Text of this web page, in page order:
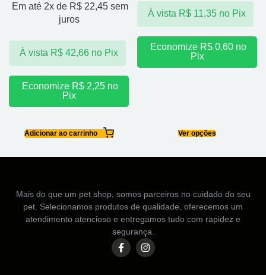
Em até 2x de R$ 22,45 sem
juros
À vista R$42,66 no Pix
Economize R$ 2,25 no
Pix
Adicionar ao carrinho
À vista R$11,35 no Pix
Economize R$ 0,60 no
Pix
Ver opções
Mais do que um pet shop, somos parceiros no cuidado do seu
pet. Selecionamos produtos de qualidade, oferecemos um
atendimento atencioso e entregamos tudo com rapidez e
segurança.